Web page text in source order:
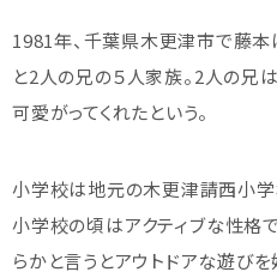
1981年、千葉県木更津市で藤
と2人の兄の５人家族。2人の兄
可愛がってくれたという。
小学校は地元の木更津請西小学
小学校の頃はアクティブな性格
らかと言うとアウトドアな遊びを